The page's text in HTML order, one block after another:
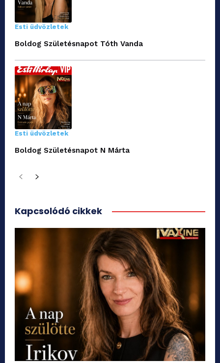
Esti üdvözletek
Boldog Születésnapot Tóth Vanda
Esti üdvözletek
Boldog Születésnapot N Márta
Kapcsolódó cikkek